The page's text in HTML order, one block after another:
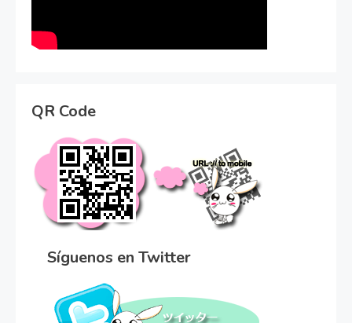
QR Code
Síguenos en Twitter